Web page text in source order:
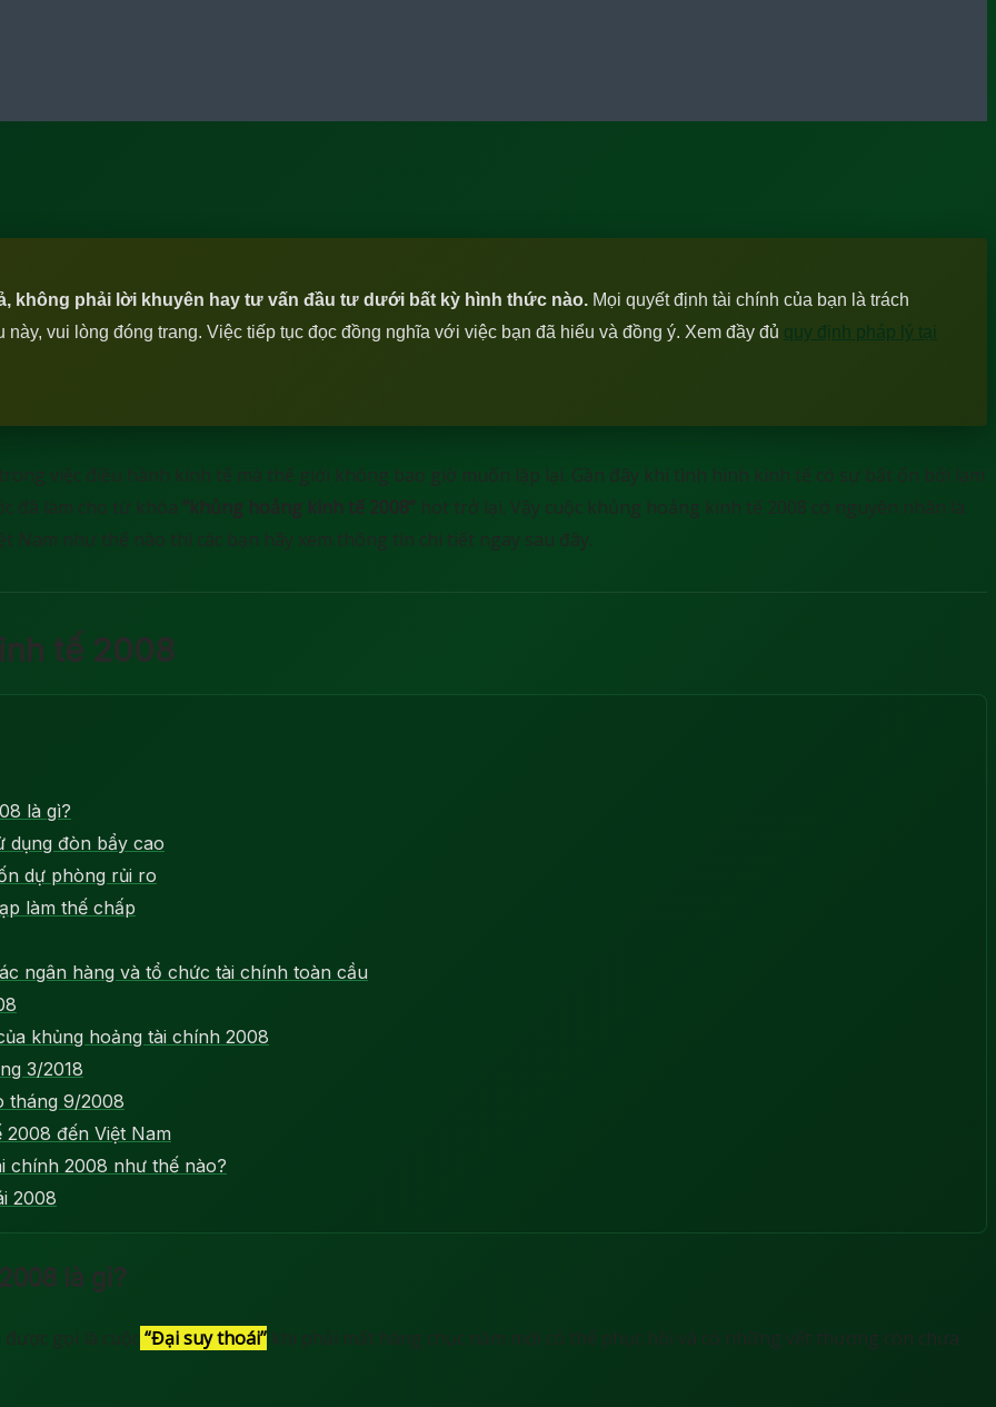
không phải lời khuyên hay tư vấn đầu tư dưới bất kỳ hình thức nào. Mọi quyết định tài chính của bạn là trách
vui lòng đóng trang. Việc tiếp tục đọc đồng nghĩa với việc bạn đã hiểu và đồng ý. Xem đầy đủ quy định pháp lý tại
việc điều hành kinh tế mà thế giới không bao giờ muốn lặp lại. Gần đây khi tình hình kinh tế có sự bất ổn bởi lạm
đã làm cho từ khóa “khủng hoảng kinh tế 2008” hot trở lại. Vậy cuộc khủng hoảng kinh tế 2008 có nguyên nhân là
Nam như thế nào thì các bạn hãy xem thông tin chi tiết ngay sau đây.
tế 2008
là gì?
dụng đòn bẩy cao
dự phòng rủi ro
làm thế chấp
ngân hàng và tổ chức tài chính toàn cầu
khủng hoảng tài chính 2008
3/2018
tháng 9/2008
đến Việt Nam
chính 2008 như thế nào?
2008
là gì?
gọi là cuộc “Đại suy thoái” khi phải mất hàng chục năm mới có thể phục hồi và có những vết thương còn chưa